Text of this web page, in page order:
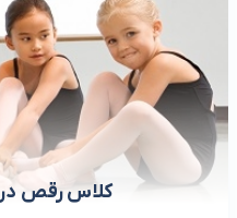
کلاس رقص در